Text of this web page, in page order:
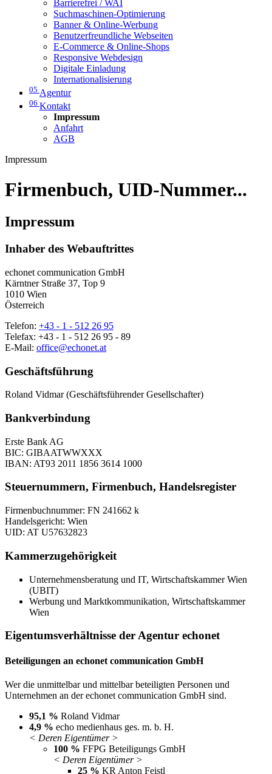
Barrierefrei / WAI
Suchmaschinen-Optimierung
Banner & Online-Werbung
Benutzerfreundliche Webseiten
E-Commerce & Online-Shops
Responsive Webdesign
Digitale Einladung
Internationalisierung
05 Agentur
06 Kontakt
Impressum
Anfahrt
AGB
Impressum
Firmenbuch, UID-Nummer...
Impressum
Inhaber des Webauftrittes
echonet communication GmbH
Kärntner Straße 37, Top 9
1010 Wien
Österreich
Telefon: +43 - 1 - 512 26 95
Telefax: +43 - 1 - 512 26 95 - 89
E-Mail: office@echonet.at
Geschäftsführung
Roland Vidmar (Geschäftsführender Gesellschafter)
Bankverbindung
Erste Bank AG
BIC: GIBAATWWXXX
IBAN: AT93 2011 1856 3614 1000
Steuernummern, Firmenbuch, Handelsregister
Firmenbuchnummer: FN 241662 k
Handelsgericht: Wien
UID: AT U57632823
Kammerzugehörigkeit
Unternehmensberatung und IT, Wirtschaftskammer Wien
(UBIT)
Werbung und Marktkommunikation, Wirtschaftskammer
Wien
Eigentumsverhältnisse der Agentur echonet
Beteiligungen an echonet communication GmbH
Wer die unmittelbar und mittelbar beteiligten Personen und
Unternehmen an der echonet communication GmbH sind.
95,1 % Roland Vidmar
4,9 % echo medienhaus ges. m. b. H.
< Deren Eigentümer >
100 % FFPG Beteiligungs GmbH
< Deren Eigentümer >
25 % KR Anton Feistl